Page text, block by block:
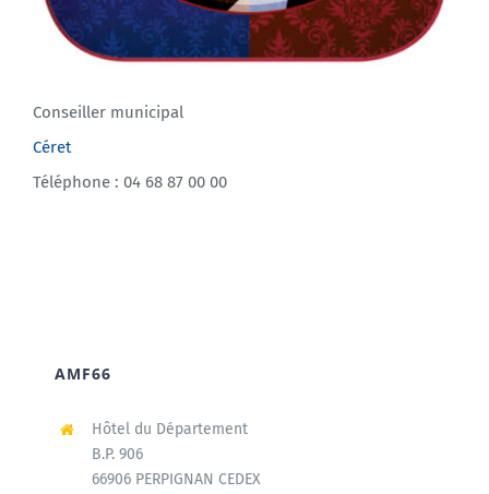
Conseiller municipal
Céret
Téléphone : 04 68 87 00 00
AMF66
Hôtel du Département
B.P. 906
66906 PERPIGNAN CEDEX